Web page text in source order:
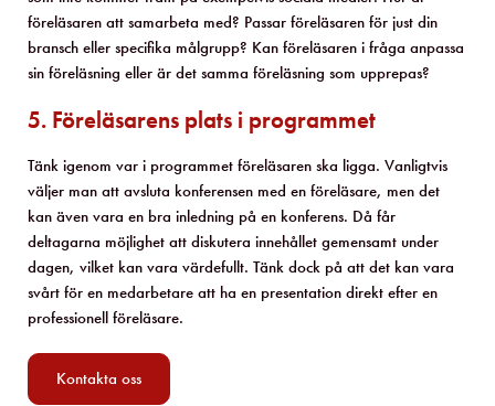
föreläsaren att samarbeta med? Passar föreläsaren för just din
bransch eller specifika målgrupp? Kan föreläsaren i fråga anpassa
sin föreläsning eller är det samma föreläsning som upprepas?
5. Föreläsarens plats i programmet
Tänk igenom var i programmet föreläsaren ska ligga. Vanligtvis
väljer man att avsluta konferensen med en föreläsare, men det
kan även vara en bra inledning på en konferens. Då får
deltagarna möjlighet att diskutera innehållet gemensamt under
dagen, vilket kan vara värdefullt. Tänk dock på att det kan vara
svårt för en medarbetare att ha en presentation direkt efter en
professionell föreläsare.
Kontakta oss